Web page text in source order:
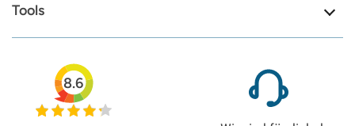
Tools
8.6